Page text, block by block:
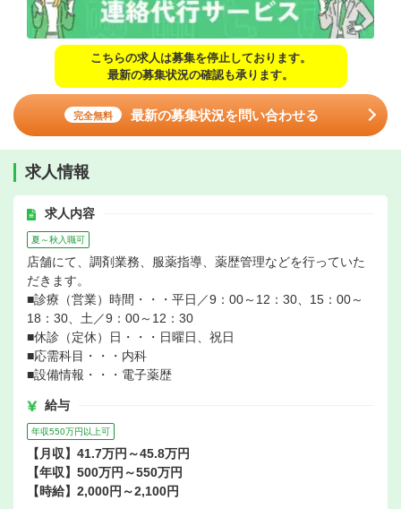
こちらの求人は募集を停止しております。
最新の募集状況の確認も承ります。
完全無料 最新の募集状況を問い合わせる
求人情報
求人内容
夏～秋入職可
店舗にて、調剤業務、服薬指導、薬歴管理などを行っていた
だきます。
■診療（営業）時間・・・平日／9：00～12：30、15：00～
18：30、土／9：00～12：30
■休診（定休）日・・・日曜日、祝日
■応需科目・・・内科
■設備情報・・・電子薬歴
給与
年収550万円以上可
【月収】41.7万円～45.8万円
【年収】500万円～550万円
【時給】2,000円～2,100円